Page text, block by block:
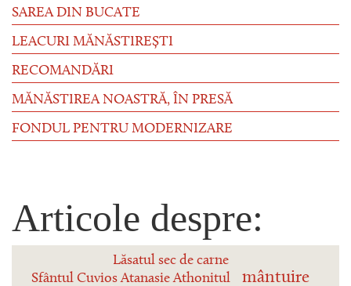
SAREA DIN BUCATE
LEACURI MĂNĂSTIREȘTI
RECOMANDĂRI
MĂNĂSTIREA NOASTRĂ, ÎN PRESĂ
FONDUL PENTRU MODERNIZARE
Articole despre:
Lăsatul sec de carne
Sfântul Cuvios Atanasie Athonitul
mântuire